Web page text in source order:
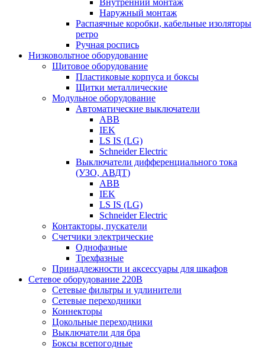
Внутренний монтаж
Наружный монтаж
Распаячные коробки, кабельные изоляторы
ретро
Ручная роспись
Низковольтное оборудование
Щитовое оборудование
Пластиковые корпуса и боксы
Щитки металлические
Модульное оборудование
Автоматические выключатели
ABB
IEK
LS IS (LG)
Schneider Electric
Выключатели дифференциального тока
(УЗО, АВДТ)
ABB
IEK
LS IS (LG)
Schneider Electric
Контакторы, пускатели
Счетчики электрические
Однофазные
Трехфазные
Принадлежности и аксессуары для шкафов
Сетевое оборудование 220В
Сетевые фильтры и удлинители
Сетевые переходники
Коннекторы
Цокольные переходники
Выключатели для бра
Боксы всепогодные